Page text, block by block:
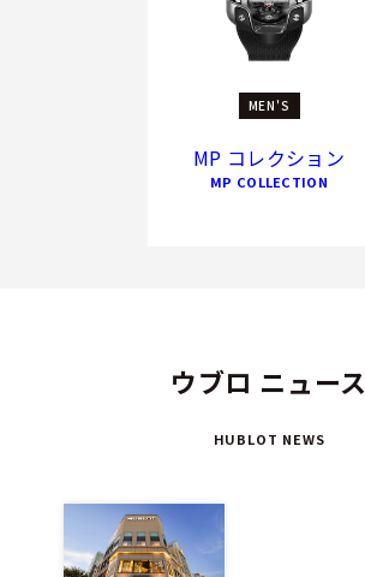
MEN'S
MP コレクション
MP COLLECTION
ウブロ ニュース
HUBLOT NEWS